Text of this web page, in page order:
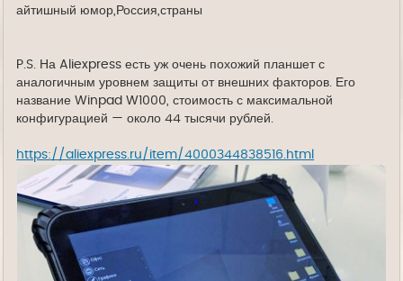
айтишный юмор,Россия,страны
P.S. На Aliexpress есть уж очень похожий планшет с
аналогичным уровнем защиты от внешних факторов. Его
название Winpad W1000, стоимость с максимальной
конфигурацией — около 44 тысячи рублей.
https://aliexpress.ru/item/4000344838516.html